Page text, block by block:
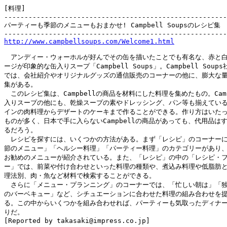
[料理]
パーティーも季節のメニューもおまかせ! Campbell Soupsのレシピ集
http://www.campbellsoups.com/Welcome1.html
アンディー・ウォーホルが好んでその缶を描いたことでも有名な、赤と
ージが印象的な缶入りスープ「Campbell Soups」。Campbell Soups
では、会社紹介やオリジナルグッズの通信販売のコーナーの他に、膨大な
集がある。
このレシピ集は、Campbellの商品を材料にした料理を集めたもの。
入りスープの他にも、乾燥スープの素やドレッシング、パン等も揃えてい
インの肉料理からデザートのケーキまで作ることができる。作り方はいた
ものが多く、日本で手に入らないCampbellの商品があっても、代用品は
るだろう。
レシピを探すには、いくつかの方法がある。まず「レシピ」のコーナー
節のメニュー」「ヘルシー料理」「パーティー料理」のカテゴリーがあり
お勧めのメニューが紹介されている。また、「レシピ」の中の「レシピ・
ー」では、前菜や付け合わせといった料理の種類や、煮込み料理や低脂肪
理法別、肉・魚など材料で検索することができる。
さらに「メニュー・プランニング」のコーナーでは、「忙しい朝は」「
のバーベキュー」など、シチュエーションに合わせた料理の組み合わせを
る。この中からいくつかを組み合わせれば、パーティーも気取ったディナ
りだ。
[Reported by takasaki@impress.co.jp]